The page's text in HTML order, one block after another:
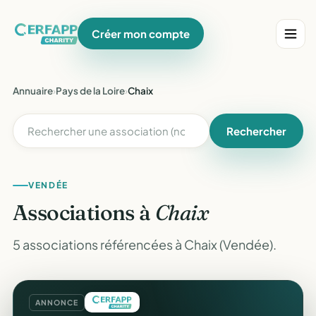
Créer mon compte
Annuaire›Pays de la Loire›Chaix
Rechercher
VENDÉE
Associations à Chaix
5 associations référencées à Chaix (Vendée).
ANNONCE